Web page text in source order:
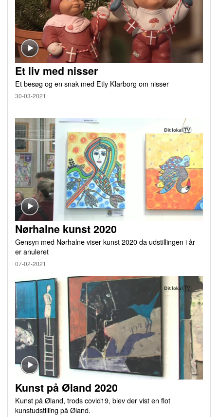
Et liv med nisser
Et besøg og en snak med Etly Klarborg om nisser
30-03-2021
Nørhalne kunst 2020
Gensyn med Nørhalne viser kunst 2020 da udstillingen i år
er anuleret
07-02-2021
Kunst på Øland 2020
Kunst på Øland, trods covid19, blev der vist en flot
kunstudstilling på Øland.